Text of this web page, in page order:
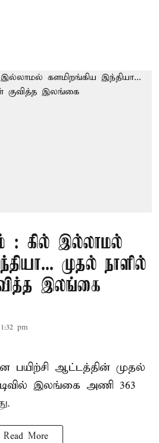
: கில் இல்லாமல்
முதல் நாளில்
இலங்கை
pm
பயிற்சி ஆட்டத்தின் முதல்
இலங்கை அணி 363
Read More